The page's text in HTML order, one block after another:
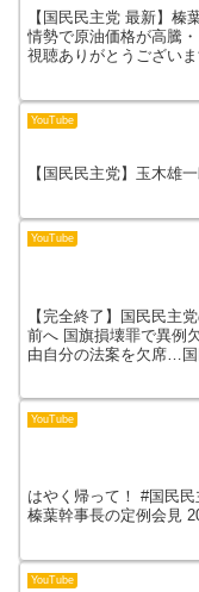
【国民民主党 最新】榛
情勢で原油価格が高騰
視聴ありがとうござい
YouTube
【国民民主党】玉木雄
YouTube
【完全終了】国民民主
前へ 国旗損壊罪で異例
由自分の法案を欠席…国
YouTube
はやく帰って！ #国民
榛葉幹事長の定例会見
YouTube